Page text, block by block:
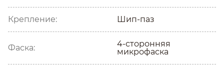
Крепление: Шип-паз
Фаска:
4-сторонняя
микрофаска